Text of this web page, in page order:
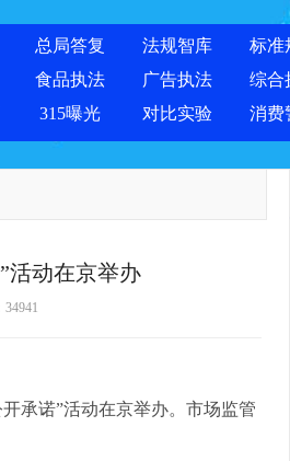
总局答复 法规智库 标准
食品执法 广告执法 综合
315曝光 对比实验 消费
活动在京举办
34941
承诺”活动在京举办。市场监管